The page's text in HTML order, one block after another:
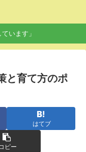
います」
と育て方のポ
はてブ
ピー